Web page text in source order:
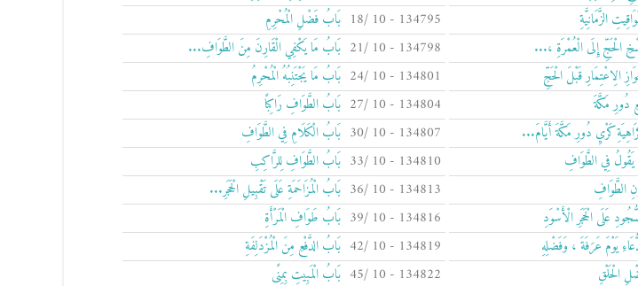
الزَّمَانِيَّةِ 134795 - 10 /18
بَابُ فَضْلِ الْمُحْرِمِ
الْحَجِّ إِلَى الْعُمْرَةِ ،... 134798 - 10 /21
بَابُ مَا يَكْفِي الْقَارِنَ مِنَ الطَّوَافِ...
الِاعْتِمَارِ قَبْلَ الْحَجِّ 134801 - 10 /24
بَابُ مَا يَجْتَنِبُهُ الْمُحْرِمُ
دُورِ مَكَّةَ 134804 - 10 /27
بَابُ الطَّوَافِ رَاكِبًا
كَرْيِ دُورِ مَكَّةَ أَيَّامَ... 134807 - 10 /30
بَابُ الْكَلَامِ فِي الطَّوَافِ
فِي الطَّوَافِ 134810 - 10 /33
بَابُ الطَّوَافِ لِلرَّاكِبِ
الطَّوَافِ 134813 - 10 /36
بَابُ الْمُزَاحَمَةِ عَلَى تَقْبِيلِ الْحَجَرِ...
عَلَى الْحَجَرِ الْأَسْوَدِ 134816 - 10 /39
بَابُ طَوَافِ الْمَرْأَةِ
يَوْمَ عَرَفَةَ ، وَفَضْلِهِ 134819 - 10 /42
بَابُ الدَّفْعِ مِنَ الْمُزْدَلِفَةِ
الْحَلْقِ 134822 - 10 /45 بَابُ الْمَبِيتِ بِمِنًى